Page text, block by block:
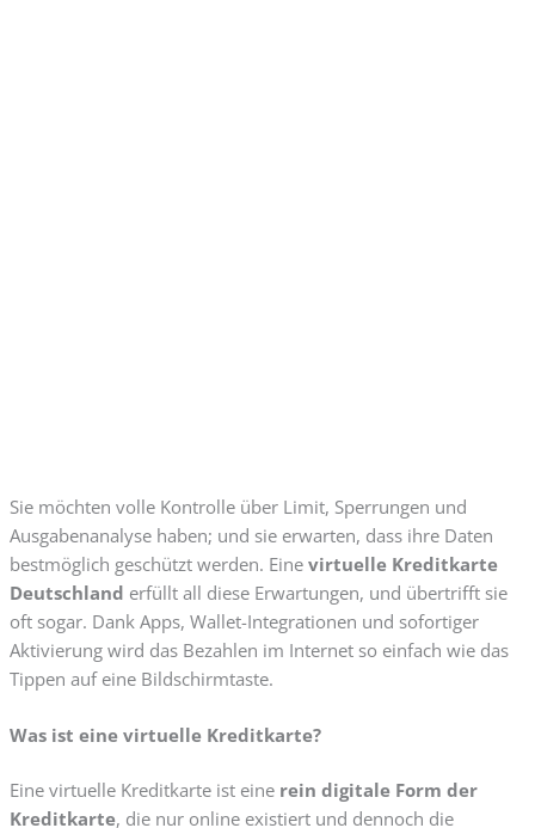
Sie möchten volle Kontrolle über Limit, Sperrungen und
Ausgabenanalyse haben; und sie erwarten, dass ihre Daten
bestmöglich geschützt werden. Eine virtuelle Kreditkarte
Deutschland erfüllt all diese Erwartungen, und übertrifft sie
oft sogar. Dank Apps, Wallet-Integrationen und sofortiger
Aktivierung wird das Bezahlen im Internet so einfach wie das
Tippen auf eine Bildschirmtaste.
Was ist eine virtuelle Kreditkarte?
Eine virtuelle Kreditkarte ist eine rein digitale Form der
Kreditkarte, die nur online existiert und dennoch die